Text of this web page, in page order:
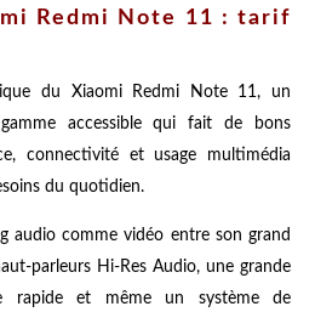
Redmi Note 11 : tarif
du Xiaomi Redmi Note 11, un
accessible qui fait de bons
connectivité et usage multimédia
du quotidien.
audio comme vidéo entre son grand
parleurs Hi-Res Audio, une grande
rapide et même un système de